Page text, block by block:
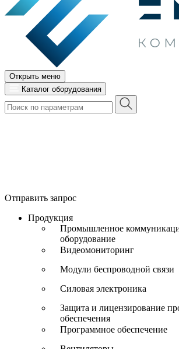
Открыть меню
Каталог оборудования
Отправить запрос
Продукция
Промышленное
оборудование
Видеомониторинг
Модули беспроводной связи
Силовая электроника
Защита и лицензирование
обеспечения
Программное обеспечение